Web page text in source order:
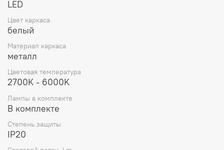
LED
Цвет каркаса
белый
Материал каркаса
металл
Цветовая температура
2700K - 6000K
Лампы в комплекте
В комплекте
Степень защиты
IP20